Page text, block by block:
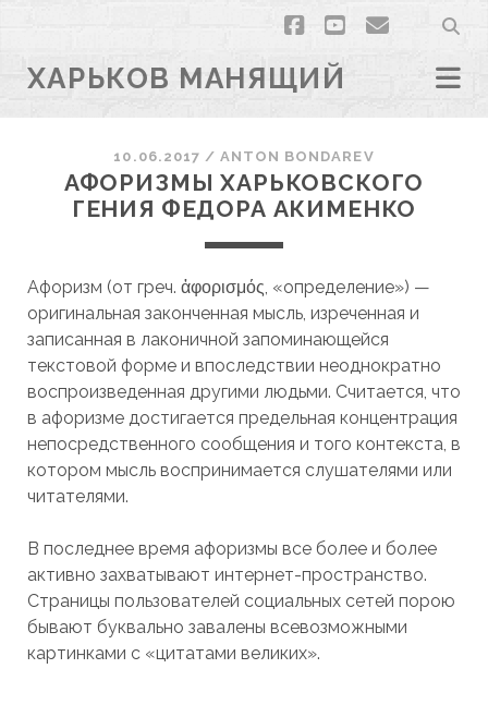
facebook
youtubeemail
ХАРЬКОВ МАНЯЩИЙ
10.06.2017 / ANTON BONDAREV
АФОРИЗМЫ ХАРЬКОВСКОГО
ГЕНИЯ ФЕДОРА АКИМЕНКО
Афоризм (от греч. ἀφορισμός, «определение») —
оригинальная законченная мысль, изреченная и
записанная в лаконичной запоминающейся
текстовой форме и впоследствии неоднократно
воспроизведенная другими людьми. Считается, что
в афоризме достигается предельная концентрация
непосредственного сообщения и того контекста, в
котором мысль воспринимается слушателями или
читателями.
В последнее время афоризмы все более и более
активно захватывают интернет-пространство.
Страницы пользователей социальных сетей порою
бывают буквально завалены всевозможными
картинками с «цитатами великих».